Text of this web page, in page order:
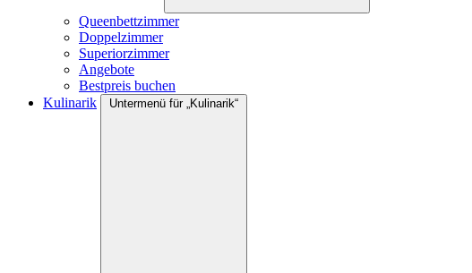
Queenbettzimmer
Doppelzimmer
Superiorzimmer
Angebote
Bestpreis buchen
Kulinarik
Untermenü für „Kulinarik“